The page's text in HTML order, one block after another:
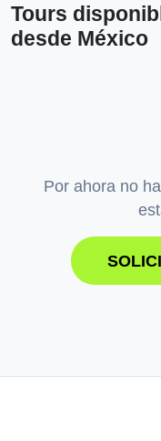
Tours
desde México
Por ahora no